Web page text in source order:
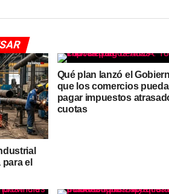
el
Qué plan lanzó el
que los comercios
pagar impuestos
cuotas